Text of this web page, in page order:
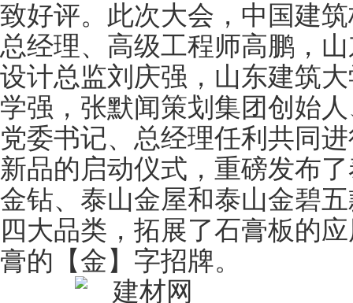
致好评。此次大会，中国建
总经理、高级工程师高鹏，
设计总监刘庆强，山东建筑
学强，张默闻策划集团创始
党委书记、总经理任利共同
新品的启动仪式，重磅发布
金钻、泰山金屋和泰山金碧
四大品类，拓展了石膏板的
膏的【金】字招牌。